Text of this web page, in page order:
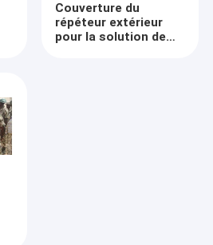
Couverture du
répéteur extérieur
pour la solution de